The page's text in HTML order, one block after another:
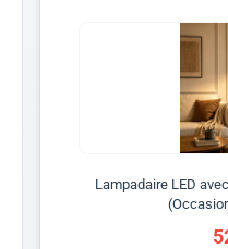
Lampadaire LED